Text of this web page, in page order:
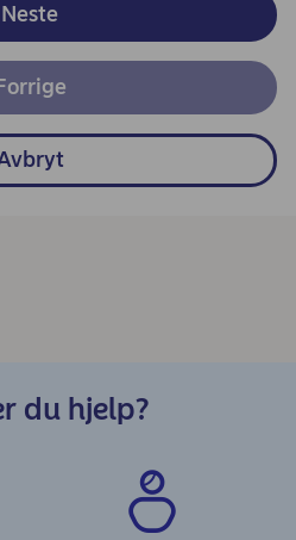
Neste
du hjelp?